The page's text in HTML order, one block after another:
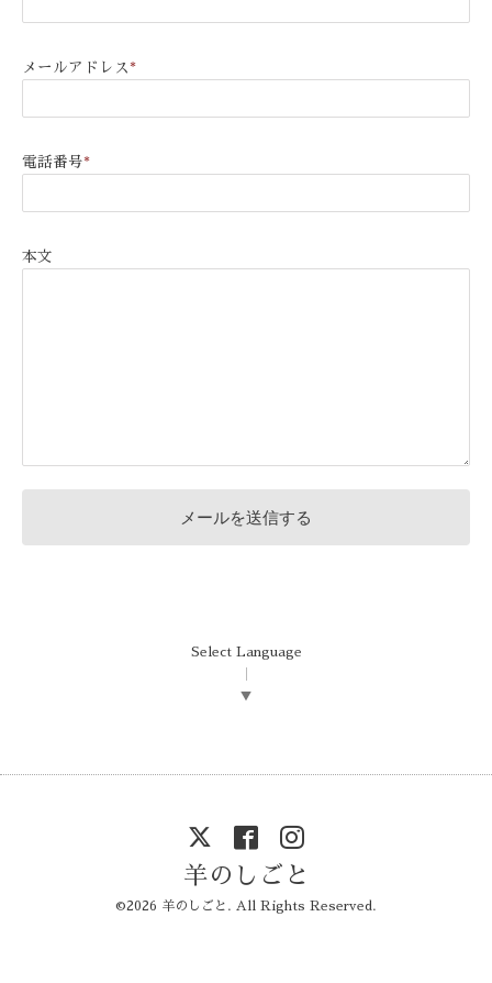
メールアドレス*
電話番号*
本文
Select Language
▼
羊のしごと
©2026 羊のしごと . All Rights Reserved.